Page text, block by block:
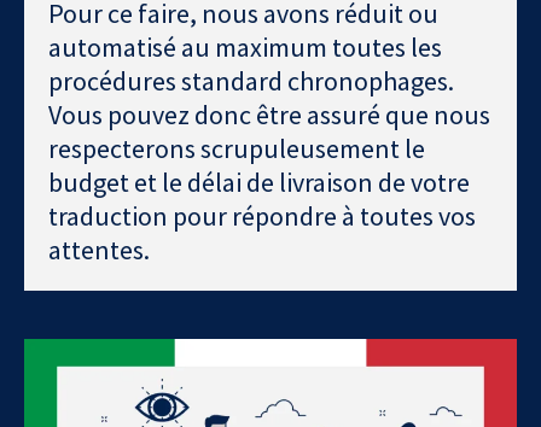
Pour ce faire, nous avons réduit ou
automatisé au maximum toutes les
procédures standard chronophages.
Vous pouvez donc être assuré que nous
respecterons scrupuleusement le
budget et le délai de livraison de votre
traduction pour répondre à toutes vos
attentes.